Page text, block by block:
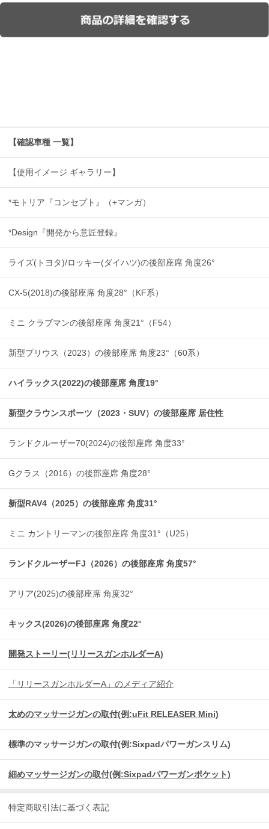
【確認車種 一覧】
【使用イメージ ギャラリー】
*モトリア『コンセプト』（+マンガ）
*Design『開発から意匠登録』
ライズ(トヨタ)/ロッキー(ダイハツ)の後部座席 角度26°
CX-5(2018)の後部座席 角度28°（KF系）
ミニ クラブマンの後部座席 角度21°（F54）
新型プリウス（2023）の後部座席 角度23°（60系）
ハイラックス(2022)の後部座席 角度19°
新型クラウンスポーツ（2023・SUV）の後部座席 居住性
ランドクルーザー70(2024)の後部座席 角度33°
Gクラス（2016）の後部座席 角度28°
新型RAV4（2025）の後部座席 角度31°
ミニ カントリーマンの後部座席 角度31°（U25）
ランドクルーザーFJ（2026）の後部座席 角度57°
アリア(2025)の後部座席 角度32°
キックス(2026)の後部座席 角度22°
開発ストーリー(リリースガンホルダーA)
「リリースガンホルダーA」のメディア紹介
太めのマッサージガンの取付(例:uFit RELEASER Mini)
標準のマッサージガンの取付(例:Sixpadパワーガンスリム)
細めマッサージガンの取付(例:Sixpadパワーガンポケット)
特定商取引法に基づく表記